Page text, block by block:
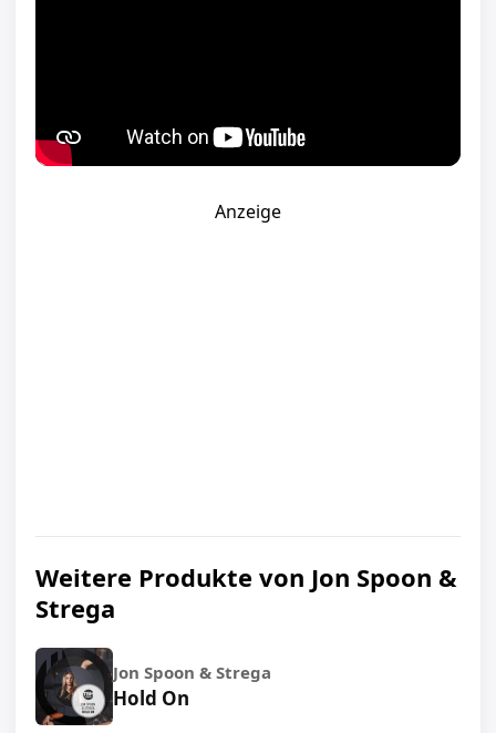
Anzeige
Weitere Produkte von Jon Spoon &
Strega
Jon Spoon & Strega
Hold On